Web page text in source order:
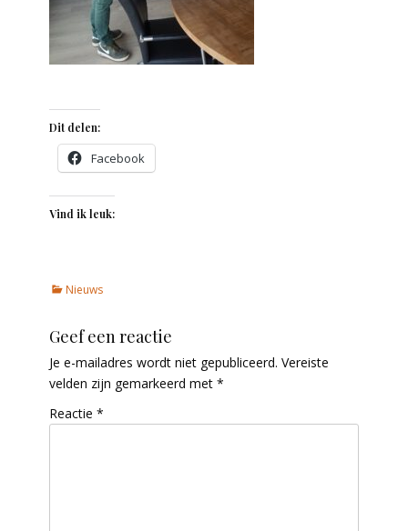
Dit delen:
Facebook
Vind ik leuk:
Categories
Nieuws
Geef een reactie
Je e-mailadres wordt niet gepubliceerd. Vereiste
velden zijn gemarkeerd met *
Reactie *